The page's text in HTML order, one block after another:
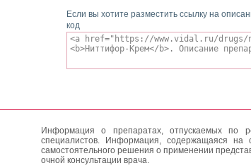
Если вы хотите разместить ссылку на
код
Информация о препаратах, отпускаемых по
специалистов. Информация, содержащаяся на
самостоятельного решения о применении
очной консультации врача.